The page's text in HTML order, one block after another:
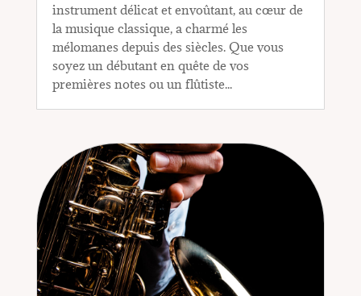
instrument délicat et envoûtant, au cœur de
la musique classique, a charmé les
mélomanes depuis des siècles. Que vous
soyez un débutant en quête de vos
premières notes ou un flûtiste...